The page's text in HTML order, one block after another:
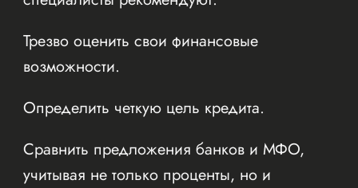
Трезво оценить свои финансовые
возможности.
Определить четкую цель кредита.
Сравнить предложения банков и МФО,
учитывая не только проценты, но и